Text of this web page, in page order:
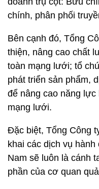
chính, phân phối
Bên cạnh đó, Tổng
thiện, nâng cao chất
toàn mạng lưới; tổ
phát triển sản phẩm,
để nâng cao năng
mạng lưới.
Đặc biệt, Tổng Công
khai các dịch vụ
Nam sẽ luôn là cánh
phần của cơ quan